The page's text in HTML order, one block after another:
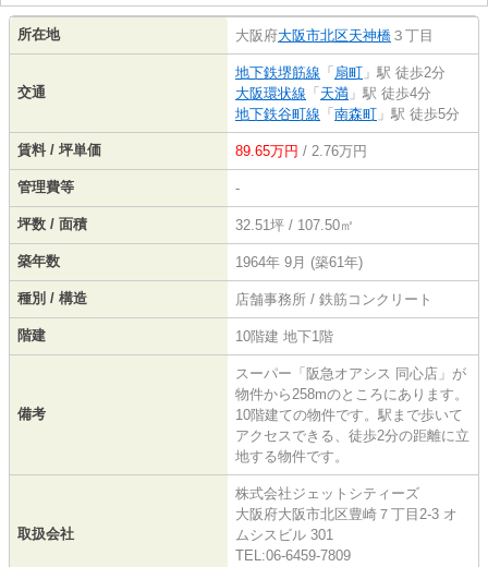
所在地 大阪府大阪市北区天神橋 ３丁目
交通
地下鉄堺筋線 「 扇町 」駅 徒歩2分
大阪環状線 「 天満 」駅 徒歩4分
地下鉄谷町線 「 南森町 」駅 徒歩5分
賃料 / 坪単価 89.65万円 / 2.76万円
管理費等 -
坪数 / 面積 32.51坪 / 107.50㎡
築年数 1964年 9月 (築61年)
種別 / 構造 店舗事務所 / 鉄筋コンクリート
階建 10階建 地下1階
備考
スーパー「阪急オアシス 同心店」が
物件から258mのところにあります。
10階建ての物件です。駅まで歩いて
アクセスできる、徒歩2分の距離に立
地する物件です。
取扱会社
株式会社ジェットシティーズ
大阪府大阪市北区豊崎７丁目2-3 オ
ムシスビル 301
TEL:06-6459-7809